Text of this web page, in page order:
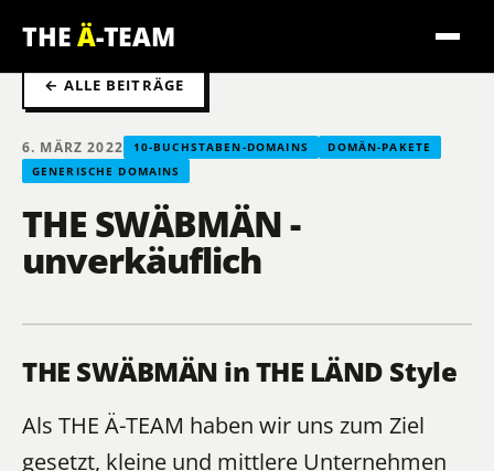
THEÄ-TEAM
← ALLE BEITRÄGE
6. MÄRZ 2022 10-BUCHSTABEN-DOMAINS
DOMÄN-PAKETE
GENERISCHE DOMAINS
THE SWÄBMÄN -
unverkäuflich
THE SWÄBMÄN in THE LÄND Style
Als THE Ä-TEAM haben wir uns zum Ziel
gesetzt, kleine und mittlere Unternehmen